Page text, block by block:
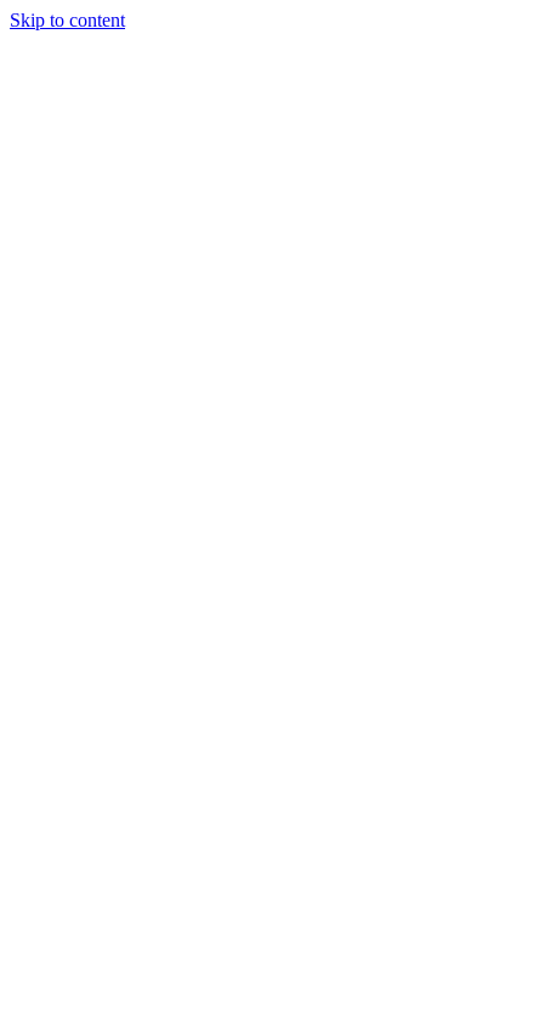
Skip to content